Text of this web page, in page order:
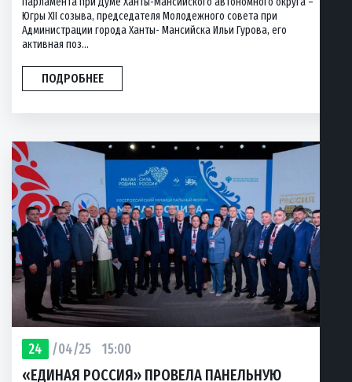
Югры XII созыва, председателя Молодежного совета при
Администрации города Ханты- Мансийска Ильи Гурова, его
активная поз...
ПОДРОБНЕЕ
24 /04/25 15:00
«ЕДИНАЯ РОССИЯ» ПРОВЕЛА ПАНЕЛЬНУЮ